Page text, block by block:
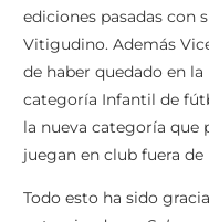
ediciones pasadas con
Vitigudino. Además
de haber quedado en
categoría Infantil de
la nueva categoría que
juegan en club fuera
Todo esto ha sido